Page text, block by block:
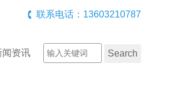
联系电话：13603210787
闻资讯